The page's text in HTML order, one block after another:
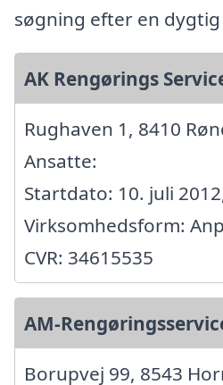
søgning efter en
AK Rengørings
Rughaven 1, 8410
Ansatte:
Startdato: 10. juli
Virksomhedsform:
CVR: 34615535
AM-
Borupvej 99, 8543